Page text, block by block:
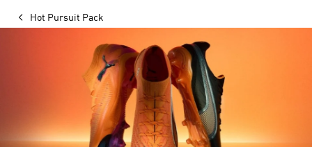
Hot Pursuit Pack